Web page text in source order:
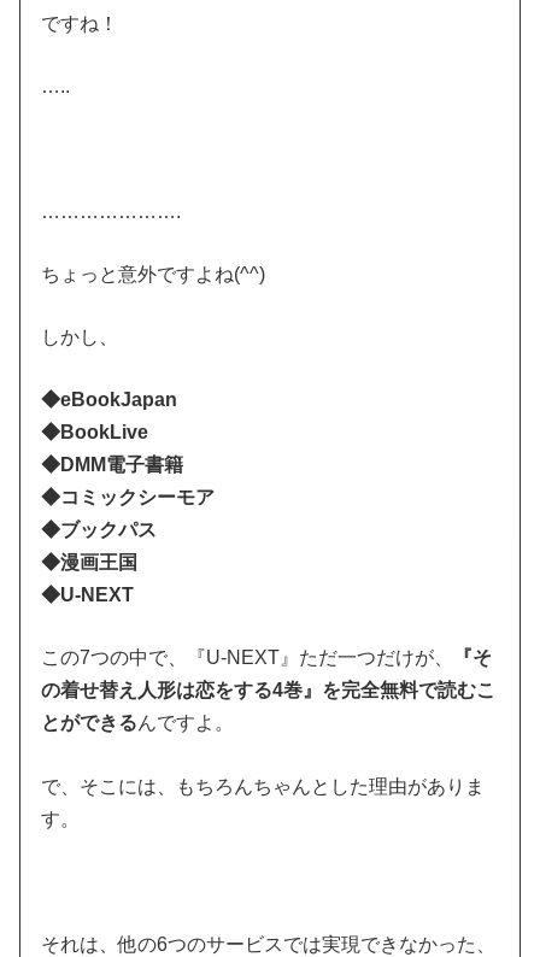
ですね！
…..
………………….
ちょっと意外ですよね(^^)
しかし、
◆eBookJapan
◆BookLive
◆DMM電子書籍
◆コミックシーモア
◆ブックパス
◆漫画王国
◆U-NEXT
この7つの中で、『U-NEXT』ただ一つだけが、
『そ
の着せ替え人形は恋をする4巻』を完全無料で読むこ
とができるんですよ。
で、そこには、もちろんちゃんとした理由がありま
す。
それは、他の6つのサービスでは実現できなかった、